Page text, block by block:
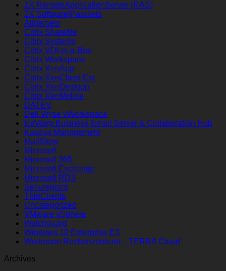
2X RemoteApplicationServer (RAS)
2X Software|Parallels
Allgemein
Citrix Sharefile
Citrix Systems
Citrix VDI-in-a-Box
Citrix Workspace
Citrix XenApp
Citrix XenClient Ent.
Citrix XenDesktop
Citrix XenMobile
DATEV
Dell Wyse vWorkspace
IceWarp Business Email Server & Collaboration Hub
Kaseya Management
MailStore
Microsoft
Microsoft 365
Microsoft Exchange
Microsoft RDS
Securepoint
ThinClients
Uncategorized
VMware vSphere
Watchguard
Windows 10 Enterprise E3
Wortmann Rechenzentrum – TERRA Cloud
Archives